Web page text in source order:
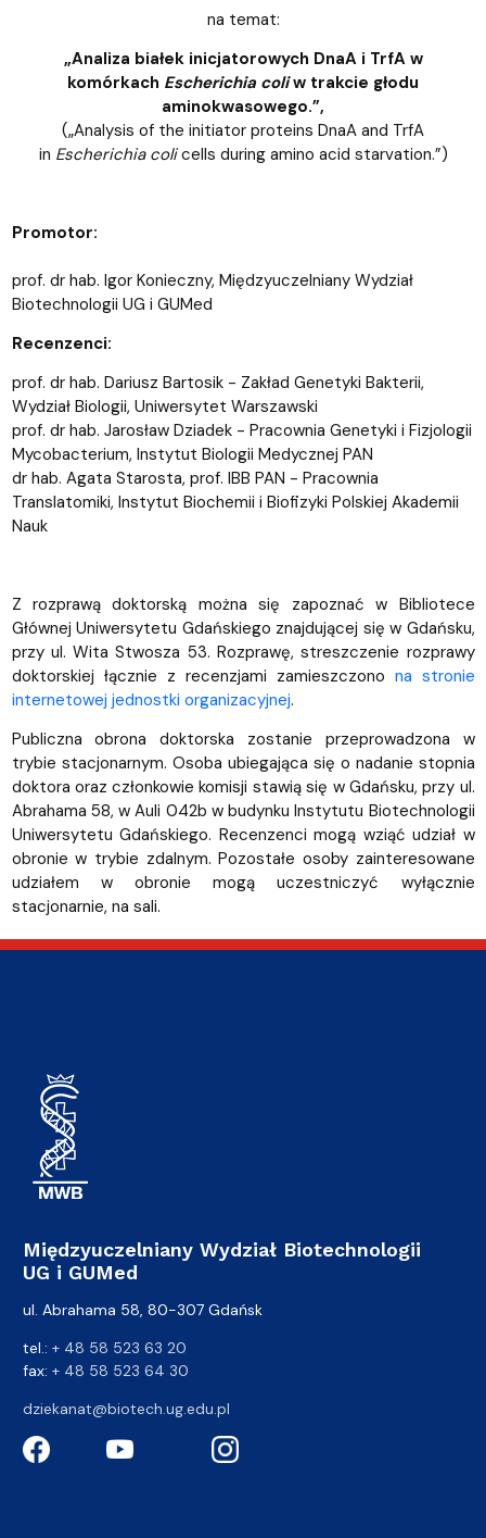
na temat:
„Analiza białek inicjatorowych DnaA i TrfA w
komórkach Escherichia coliw trakcie głodu
aminokwasowego.”,
(„Analysis of the initiator proteins DnaA and TrfA
in Escherichia colicells during amino acid starvation.”)
Promotor:
prof. dr hab. Igor Konieczny, Międzyuczelniany Wydział
Biotechnologii UG i GUMed
Recenzenci:
prof. dr hab. Dariusz Bartosik - Zakład Genetyki Bakterii,
Wydział Biologii, Uniwersytet Warszawski
prof. dr hab. Jarosław Dziadek - Pracownia Genetyki i Fizjologii
Mycobacterium, Instytut Biologii Medycznej PAN
dr hab. Agata Starosta, prof. IBB PAN - Pracownia
Translatomiki, Instytut Biochemii i Biofizyki Polskiej Akademii
Nauk
Z rozprawą doktorską można się zapoznać w Bibliotece
Głównej Uniwersytetu Gdańskiego znajdującej się w Gdańsku,
przy ul. Wita Stwosza 53. Rozprawę, streszczenie rozprawy
doktorskiej łącznie z recenzjami zamieszczono na stronie
internetowej jednostki organizacyjnej.
Publiczna obrona doktorska zostanie przeprowadzona w
trybie stacjonarnym. Osoba ubiegająca się o nadanie stopnia
doktora oraz członkowie komisji stawią się w Gdańsku, przy ul.
Abrahama 58, w Auli 042b w budynku Instytutu Biotechnologii
Uniwersytetu Gdańskiego. Recenzenci mogą wziąć udział w
obronie w trybie zdalnym. Pozostałe osoby zainteresowane
udziałem w obronie mogą uczestniczyć wyłącznie
stacjonarnie, na sali.
Międzyuczelniany Wydział Biotechnologii
UG i GUMed
ul. Abrahama 58, 80-307 Gdańsk
tel.: + 48 58 523 63 20
fax: + 48 58 523 64 30
dziekanat@biotech.ug.edu.pl